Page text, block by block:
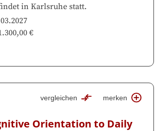
in Karlsruhe statt.
€
Orientation to Daily
vergleichen merken